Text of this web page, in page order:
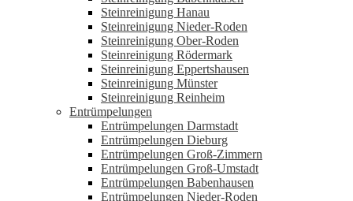
Steinreinigung Hanau
Steinreinigung Nieder-Roden
Steinreinigung Ober-Roden
Steinreinigung Rödermark
Steinreinigung Eppertshausen
Steinreinigung Münster
Steinreinigung Reinheim
Entrümpelungen
Entrümpelungen Darmstadt
Entrümpelungen Dieburg
Entrümpelungen Groß-Zimmern
Entrümpelungen Groß-Umstadt
Entrümpelungen Babenhausen
Entrümpelungen Nieder-Roden